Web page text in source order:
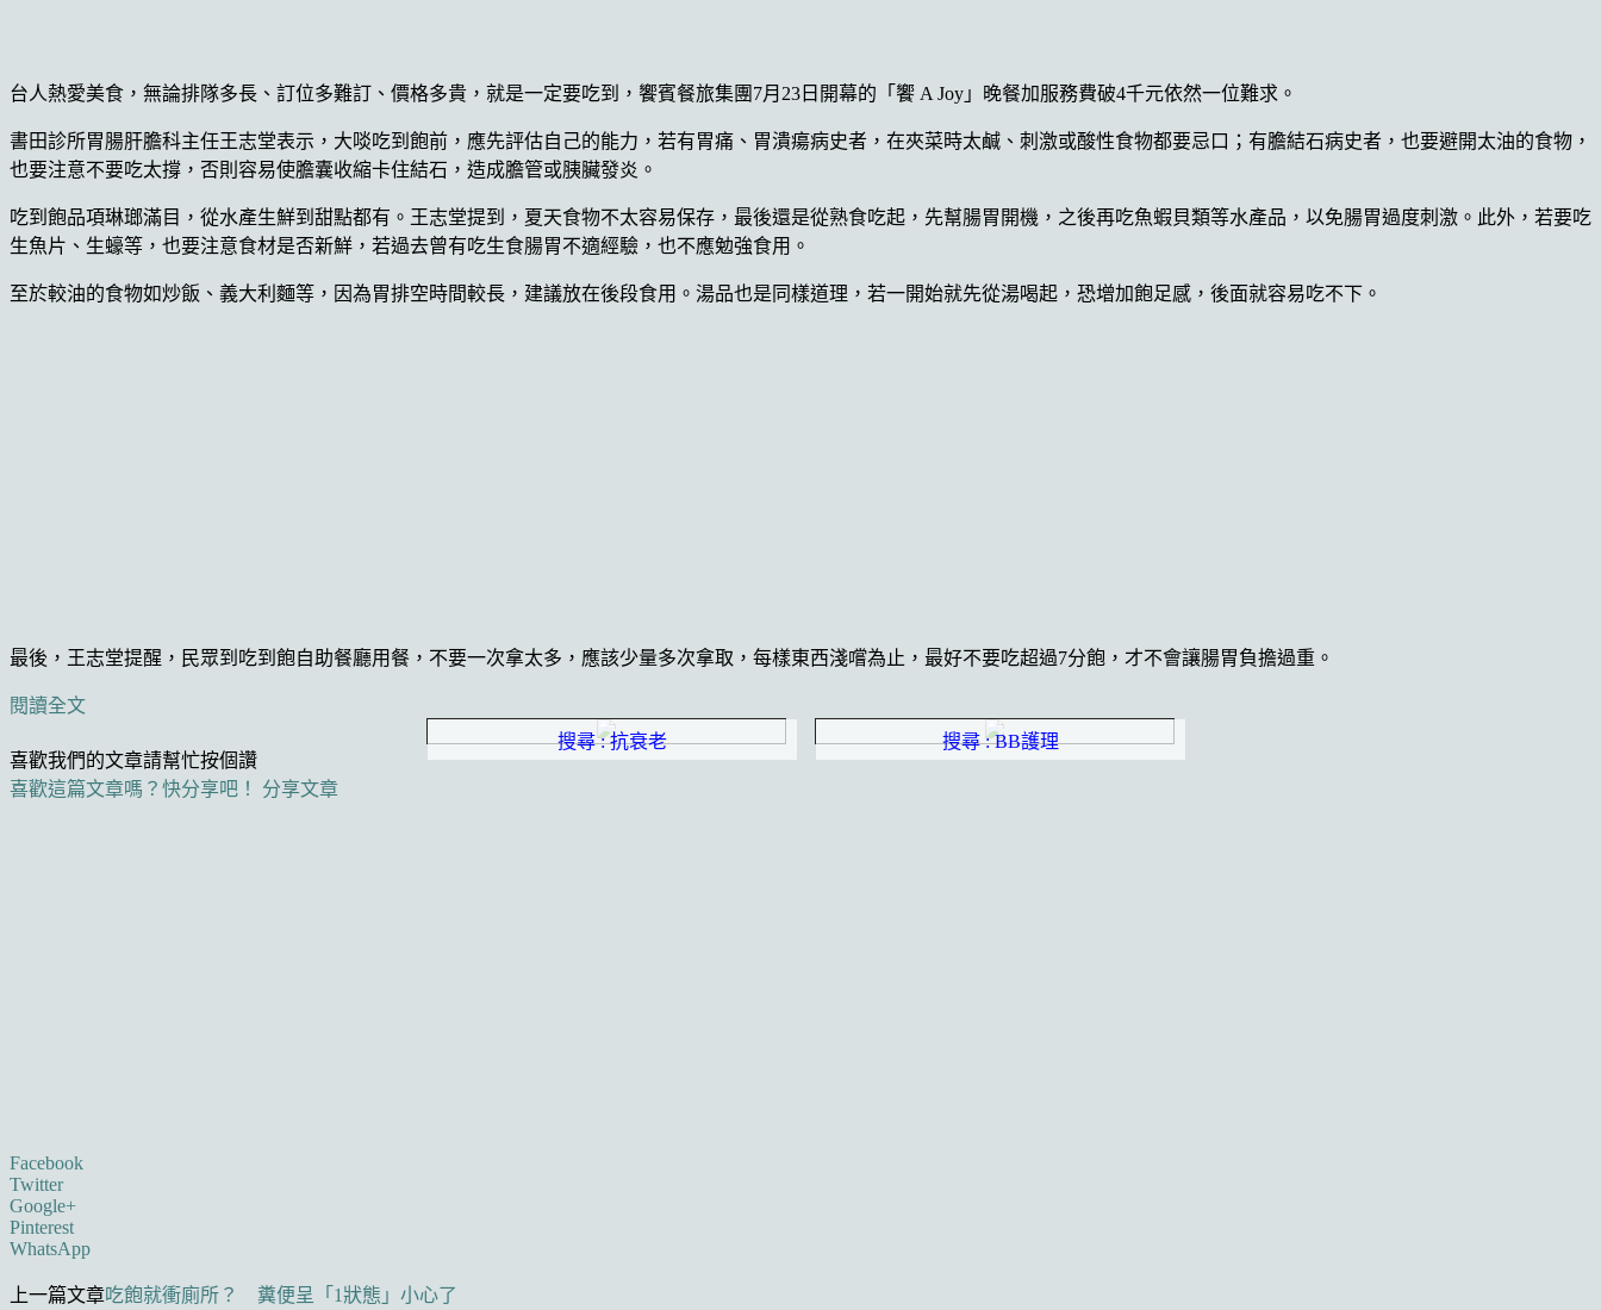
台人熱愛美食，無論排隊多長、訂位多難訂、價格多貴，就是一定要吃到，饗賓餐旅集團7月23日開幕的「饗 A Joy」晚餐加服務費破4千元依然一位難求。
書田診所胃腸肝膽科主任王志堂表示，大啖吃到飽前，應先評估自己的能力，若有胃痛、胃潰瘍病史者，在夾菜時太鹹、刺激或酸性食物都要忌口；有膽結石病史者，也要避開太油的食物，
也要注意不要吃太撐，否則容易使膽囊收縮卡住結石，造成膽管或胰臟發炎。
吃到飽品項琳瑯滿目，從水產生鮮到甜點都有。王志堂提到，夏天食物不太容易保存，最後還是從熟食吃起，先幫腸胃開機，之後再吃魚蝦貝類等水產品，以免腸胃過度刺激。此外，若要吃
生魚片、生蠔等，也要注意食材是否新鮮，若過去曾有吃生食腸胃不適經驗，也不應勉強食用。
至於較油的食物如炒飯、義大利麵等，因為胃排空時間較長，建議放在後段食用。湯品也是同樣道理，若一開始就先從湯喝起，恐增加飽足感，後面就容易吃不下。
最後，王志堂提醒，民眾到吃到飽自助餐廳用餐，不要一次拿太多，應該少量多次拿取，每樣東西淺嚐為止，最好不要吃超過7分飽，才不會讓腸胃負擔過重。
閱讀全文
搜尋 : 抗衰老
搜尋 : BB護理
喜歡我們的文章請幫忙按個讚
喜歡這篇文章嗎？快分享吧！
分享文章
Facebook
Twitter
Google+
Pinterest
WhatsApp
上一篇文章吃飽就衝廁所？ 糞便呈「1狀態」小心了